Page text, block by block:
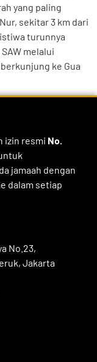
yang paling
sekitar 3 km dari
turunnya
melalui
ke Gua
izin resmi No.
jamaah dengan
dalam setiap
No.23,
Jakarta